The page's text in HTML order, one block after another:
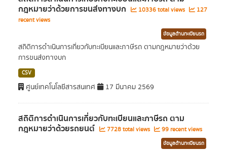
กฎหมายว่าด้วยการขนส่งทางบก 10336 total views
127
recent views
ข้อมูลด้านทะเบียนรถ
สถิติการดำเนินการเกี่ยวกับทะเบียนและภาษีรถ ตามกฎหมายว่าด้วย
การขนส่งทางบก
CSV
ศูนย์เทคโนโลยีสารสนเทศ 17 มีนาคม 2569
สถิติการดำเนินการเกี่ยวกับทะเบียนและภาษีรถ ตาม
กฎหมายว่าด้วยรถยนต์ 7728 total views 99 recent views
ข้อมูลด้านทะเบียนรถ